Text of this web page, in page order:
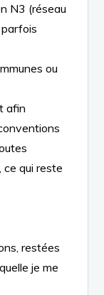
N3 (réseau
ou
afin
ce qui reste
restées
je me